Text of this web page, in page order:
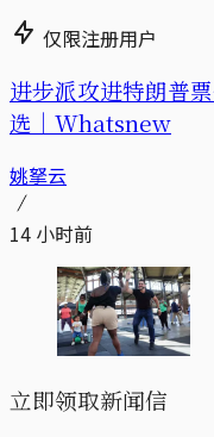
仅限注册用户
进步派攻进特朗普
选｜Whatsnew
姚拏云
14 小时前
立即领取新闻信